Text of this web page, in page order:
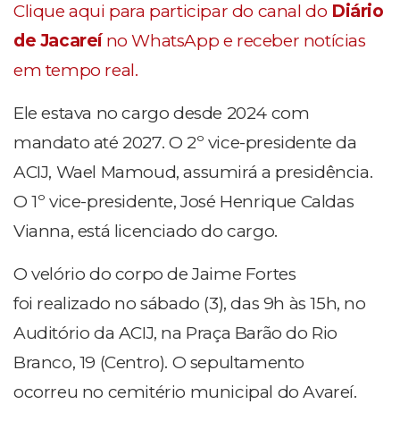
Clique aqui para participar do canal do Diário
de Jacareíno WhatsApp e receber notícias
em tempo real.
Ele estava no cargo desde 2024 com
mandato até 2027. O 2º vice-presidente da
ACIJ, Wael Mamoud, assumirá a presidência.
O 1º vice-presidente, José Henrique Caldas
Vianna, está licenciado do cargo.
O velório do corpo de Jaime Fortes
foi realizado no sábado (3), das 9h às 15h, no
Auditório da ACIJ, na Praça Barão do Rio
Branco, 19 (Centro). O sepultamento
ocorreu no cemitério municipal do Avareí.